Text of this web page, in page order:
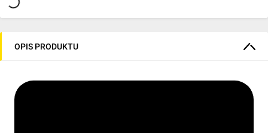
OPIS PRODUKTU